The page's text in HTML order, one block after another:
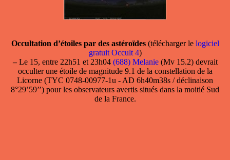
Occultation d’étoiles par des astéroïdes(télécharger le logiciel
gratuit Occult 4)
–Le 15, entre 22h51 et 23h04 (688) Melanie(Mv 15.2) devrait
occulter une étoile de magnitude 9.1 de la constellation de la
Licorne (TYC 0748-00977-1u - AD 6h40m38s / déclinaison
8°29’59’’) pour les observateurs avertis situés dans la moitié Sud
de la France.